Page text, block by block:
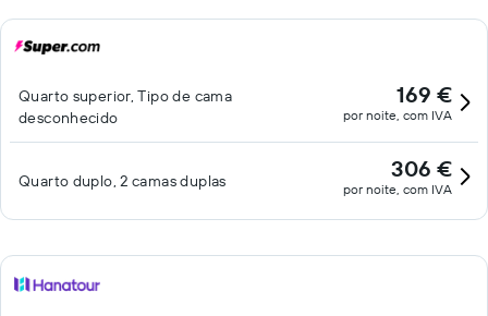
Quarto superior, Tipo de cama
desconhecido
169 €
por noite, com IVA
Quarto duplo, 2 camas duplas 306 €
por noite, com IVA